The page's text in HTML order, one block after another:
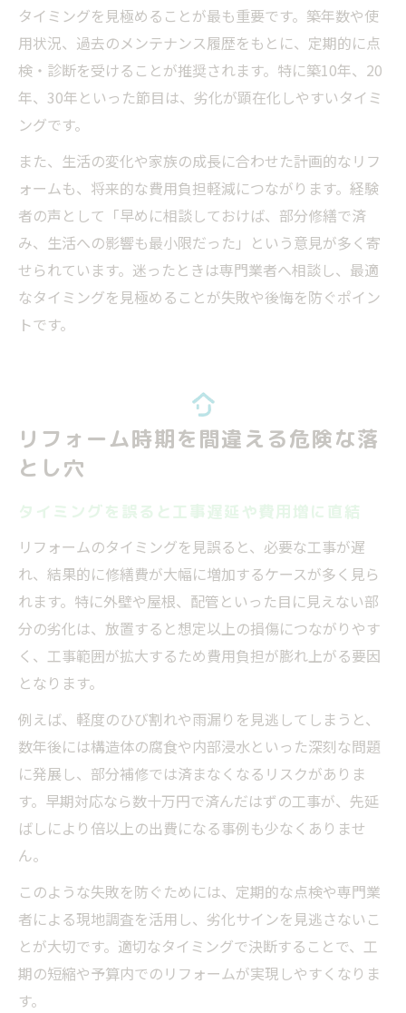
タイミングを見極めることが最も重要です。築年数や使
用状況、過去のメンテナンス履歴をもとに、定期的に点
検・診断を受けることが推奨されます。特に築10年、20
年、30年といった節目は、劣化が顕在化しやすいタイミ
ングです。
また、生活の変化や家族の成長に合わせた計画的なリフ
ォームも、将来的な費用負担軽減につながります。経験
者の声として「早めに相談しておけば、部分修繕で済
み、生活への影響も最小限だった」という意見が多く寄
せられています。迷ったときは専門業者へ相談し、最適
なタイミングを見極めることが失敗や後悔を防ぐポイン
トです。
リフォーム時期を間違える危険な落
とし穴
タイミングを誤ると工事遅延や費用増に直結
リフォームのタイミングを見誤ると、必要な工事が遅
れ、結果的に修繕費が大幅に増加するケースが多く見ら
れます。特に外壁や屋根、配管といった目に見えない部
分の劣化は、放置すると想定以上の損傷につながりやす
く、工事範囲が拡大するため費用負担が膨れ上がる要因
となります。
例えば、軽度のひび割れや雨漏りを見逃してしまうと、
数年後には構造体の腐食や内部浸水といった深刻な問題
に発展し、部分補修では済まなくなるリスクがありま
す。早期対応なら数十万円で済んだはずの工事が、先延
ばしにより倍以上の出費になる事例も少なくありませ
ん。
このような失敗を防ぐためには、定期的な点検や専門業
者による現地調査を活用し、劣化サインを見逃さないこ
とが大切です。適切なタイミングで決断することで、工
期の短縮や予算内でのリフォームが実現しやすくなりま
す。